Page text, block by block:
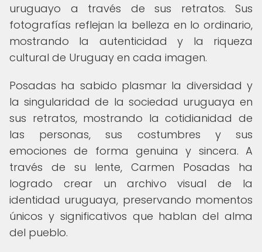
uruguayo a través de sus retratos. Sus
fotografías reflejan la belleza en lo ordinario,
mostrando la autenticidad y la riqueza
cultural de Uruguay en cada imagen.
Posadas ha sabido plasmar la diversidad y
la singularidad de la sociedad uruguaya en
sus retratos, mostrando la cotidianidad de
las personas, sus costumbres y sus
emociones de forma genuina y sincera. A
través de su lente, Carmen Posadas ha
logrado crear un archivo visual de la
identidad uruguaya, preservando momentos
únicos y significativos que hablan del alma
del pueblo.